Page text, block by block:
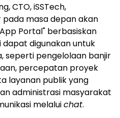
CTO, iSSTech,
masa depan akan
Portal" berbasiskan
dapat digunakan untuk
seperti pengelolaan banjir
percepatan proyek
layanan publik yang
administrasi masyarakat
melaluichat.